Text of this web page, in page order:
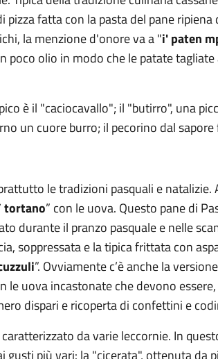
pizza fatta con la pasta del pane
la menzione d'onore va a "i' paten
poco olio in modo che le patate
è il "caciocavallo"; il "butirro", una
un cuore burro; il pecorino dal
le tradizioni pasquali e natalizie.
tortano” con le uova. Questo pane di
durante il pranzo pasquale e nelle
soppressata e la tipica frittata con
”. Ovviamente c’è anche la
le uova incastonate che devono
dispari e ricoperta di confettini e
caratterizzato da varie leccornie. In
gusti più vari: la "cicerata", ottenuta da